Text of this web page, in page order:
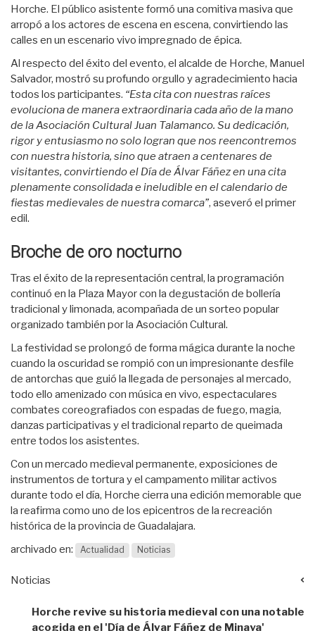
Horche. El público asistente formó una comitiva masiva que
arropó a los actores de escena en escena, convirtiendo las
calles en un escenario vivo impregnado de épica.
Al respecto del éxito del evento, el alcalde de Horche, Manuel
Salvador, mostró su profundo orgullo y agradecimiento hacia
todos los participantes. “Esta cita con nuestras raíces
evoluciona de manera extraordinaria cada año de la mano
de la Asociación Cultural Juan Talamanco. Su dedicación,
rigor y entusiasmo no solo logran que nos reencontremos
con nuestra historia, sino que atraen a centenares de
visitantes, convirtiendo el Día de Álvar Fáñez en una cita
plenamente consolidada e ineludible en el calendario de
fiestas medievales de nuestra comarca”, aseveró el primer
edil.
Broche de oro nocturno
Tras el éxito de la representación central, la programación
continuó en la Plaza Mayor con la degustación de bollería
tradicional y limonada, acompañada de un sorteo popular
organizado también por la Asociación Cultural.
La festividad se prolongó de forma mágica durante la noche
cuando la oscuridad se rompió con un impresionante desfile
de antorchas que guió la llegada de personajes al mercado,
todo ello amenizado con música en vivo, espectaculares
combates coreografiados con espadas de fuego, magia,
danzas participativas y el tradicional reparto de queimada
entre todos los asistentes.
Con un mercado medieval permanente, exposiciones de
instrumentos de tortura y el campamento militar activos
durante todo el día, Horche cierra una edición memorable que
la reafirma como uno de los epicentros de la recreación
histórica de la provincia de Guadalajara.
archivado en:
Actualidad Noticias
Noticias
Horche revive su historia medieval con una notable
acogida en el 'Día de Álvar Fáñez de Minaya'